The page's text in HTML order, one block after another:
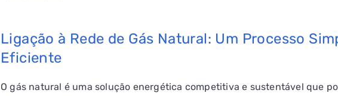
Ligação à Rede de Gás Natural: Um Processo
Eficiente
O gás natural é uma solução energética competitiva e sustentável que